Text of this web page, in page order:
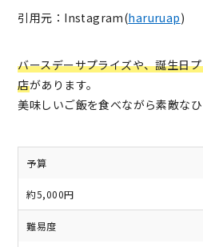
引用元：Instagram(haruruap)
バースデーサプライズや、誕生日
店があります。
美味しいご飯を食べながら素敵なひ
予算
約5,000円
難易度